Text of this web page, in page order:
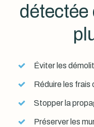
Éviter les
Réduire les frais
Stopper la
Préserver les